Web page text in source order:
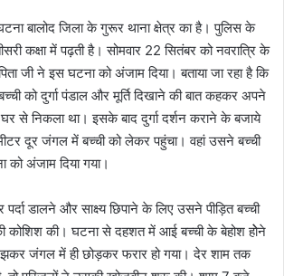
बालोद जिला के गुरूर थाना क्षेत्र का है। पुलिस के
कक्षा में पढ़ती है। सोमवार 22 सितंबर को नवरात्रि के
जी ने इस घटना को अंजाम दिया। बताया जा रहा है कि
को दुर्गा पंडाल और मूर्ति दिखाने की बात कहकर अपने
से निकला था। इसके बाद दुर्गा दर्शन कराने के बजाये
दूर जंगल में बच्ची को लेकर पहुंचा। वहां उसने बच्ची
को अंजाम दिया गया।
डालने और साक्ष्य छिपाने के लिए उसने पीड़ित बच्ची
कोशिश की। घटना से दहशत में आई बच्ची के बेहोश होेने
जंगल में ही छोड़कर फरार हो गया। देर शाम तक